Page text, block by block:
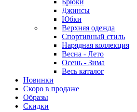
Брюки
Джинсы
Юбки
Верхняя одежда
Спортивный стиль
Нарядная коллекция
Весна - Лето
Осень - Зима
Весь каталог
Новинки
Скоро в продаже
Образы
Скидки